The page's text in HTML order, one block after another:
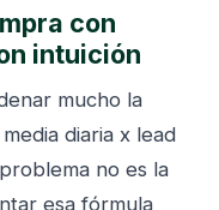
con
intuición
mucho la
diaria x lead
no es la
esa fórmula